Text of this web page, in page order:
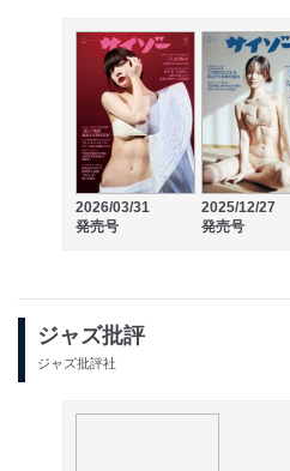
2026/03/31
発売号
2025/12/27
発売号
ジャズ批評
ジャズ批評社